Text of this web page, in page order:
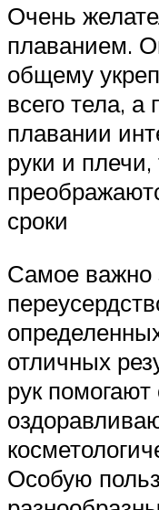
Очень
плаванием.
общему
всего тела, а
плавании
руки и плечи,
сроки
Самое важно
отличных
рук
Особую